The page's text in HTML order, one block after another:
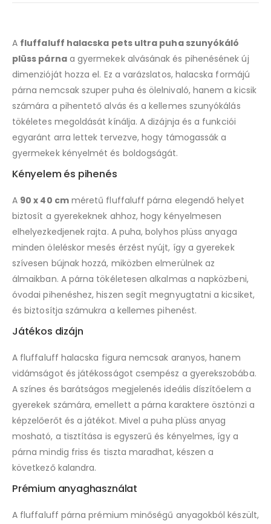
A fluffaluff halacska pets ultra puha szunyókáló
plüss párnaa gyermekek alvásának és pihenésének új
dimenzióját hozza el. Ez a varázslatos, halacska formájú
párna nemcsak szuper puha és ölelnivaló, hanem a kicsik
számára a pihentető alvás és a kellemes szunyókálás
tökéletes megoldását kínálja. A dizájnja és a funkciói
egyaránt arra lettek tervezve, hogy támogassák a
gyermekek kényelmét és boldogságát.
Kényelem és pihenés
A 90 x 40 cmméretű fluffaluff párna elegendő helyet
biztosít a gyerekeknek ahhoz, hogy kényelmesen
elhelyezkedjenek rajta. A puha, bolyhos plüss anyaga
minden öleléskor mesés érzést nyújt, így a gyerekek
szívesen bújnak hozzá, miközben elmerülnek az
álmaikban. A párna tökéletesen alkalmas a napközbeni,
óvodai pihenéshez, hiszen segít megnyugtatni a kicsiket,
és biztosítja számukra a kellemes pihenést.
Játékos dizájn
A fluffaluff halacska figura nemcsak aranyos, hanem
vidámságot és játékosságot csempész a gyerekszobába.
A színes és barátságos megjelenés ideális díszítőelem a
gyerekek számára, emellett a párna karaktere ösztönzi a
képzelőerőt és a játékot. Mivel a puha plüss anyag
mosható, a tisztítása is egyszerű és kényelmes, így a
párna mindig friss és tiszta maradhat, készen a
következő kalandra.
Prémium anyaghasználat
A fluffaluff párna prémium minőségű anyagokból készült,